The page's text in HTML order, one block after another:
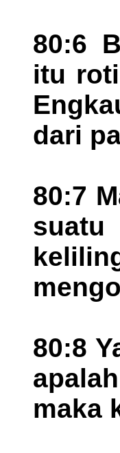
80:6
itu
dari
80:7
suatu
80:8
maka